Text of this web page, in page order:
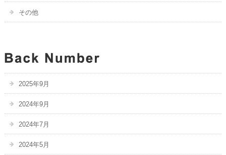
その他
2025年9月
2024年9月
2024年7月
2024年5月